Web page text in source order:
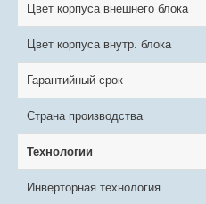
Цвет корпуса внешнего блока
Цвет корпуса внутр. блока
Гарантийный срок
Страна производства
Технологии
Инверторная технология